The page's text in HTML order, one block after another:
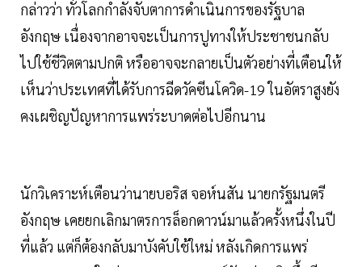
กล่าวว่า ทั่วโลกกำลังจับตาการดำเนินการของรัฐบาล
อังกฤษ เนื่องจากอาจจะเป็นการปูทางให้ประชาชนกลับ
ไปใช้ชีวิตตามปกติ หรืออาจจะกลายเป็นตัวอย่างที่เตือนให้
เห็นว่าประเทศที่ได้รับการฉีดวัคซีนโควิด-19 ในอัตราสูงยัง
คงเผชิญปัญหาการแพร่ระบาดต่อไปอีกนาน
นักวิเคราะห์เตือนว่านายบอริส จอห์นสัน นายกรัฐมนตรี
อังกฤษ เคยยกเลิกมาตรการล็อกดาวน์มาแล้วครั้งหนึ่งในปี
ที่แล้ว แต่ก็ต้องกลับมาบังคับใช้ใหม่ หลังเกิดการแพร่